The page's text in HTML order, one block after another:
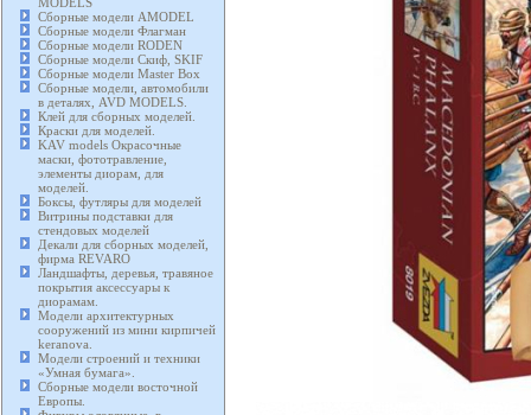
Сборные модели AMODEL
Сборные модели Флагман
Сборные модели RODEN
Сборные модели Скиф, SKIF
Сборные модели Master Box
Сборные модели, автомобили
в деталях, AVD MODELS.
Клей для сборных моделей.
Краски для моделей.
KAV models Окрасочные
маски, фототравление,
элементы диорам, для
моделей.
Боксы, футляры для моделей
Витрины подставки для
стендовых моделей
Декали для сборных моделей,
фирма REVARO
Ландшафты, деревья, травяное
покрытия аксессуары к
диорамам.
Модели архитектурных
сооружений из мини кирпичей
keranova.
Модели строений и техники
«Умная бумага».
Сборные модели восточной
Европы.